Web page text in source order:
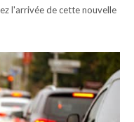
l'arrivée de cette nouvelle